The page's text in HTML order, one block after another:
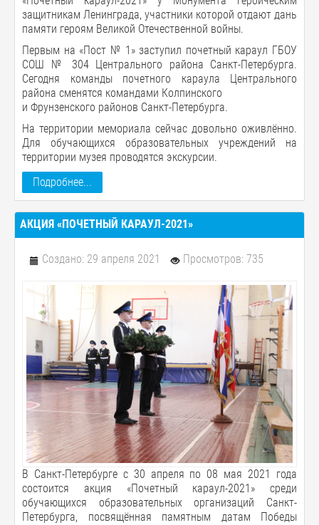
защитникам Ленинграда, участники которой отдают дань
памяти героям Великой Отечественной войны.
Первым на «Пост № 1» заступил почетный караул ГБОУ
СОШ № 304 Центрального района Санкт-Петербурга.
Сегодня команды почетного караула Центрального
района сменятся командами Колпинского
и Фрунзенского районов Санкт-Петербурга.
На территории мемориала сейчас довольно оживлённо.
Для обучающихся образовательных учреждений на
территории музея проводятся экскурсии.
Подробнее...
АКЦИЯ «ПОЧЕТНЫЙ КАРАУЛ-2021»
Создано: 29 апреля 2021 Просмотров: 735
В Санкт-Петербурге с 30 апреля по 08 мая 2021 года
состоится акция «Почетный караул-2021» среди
обучающихся образовательных организаций Санкт-
Петербурга, посвящённая памятным датам Победы